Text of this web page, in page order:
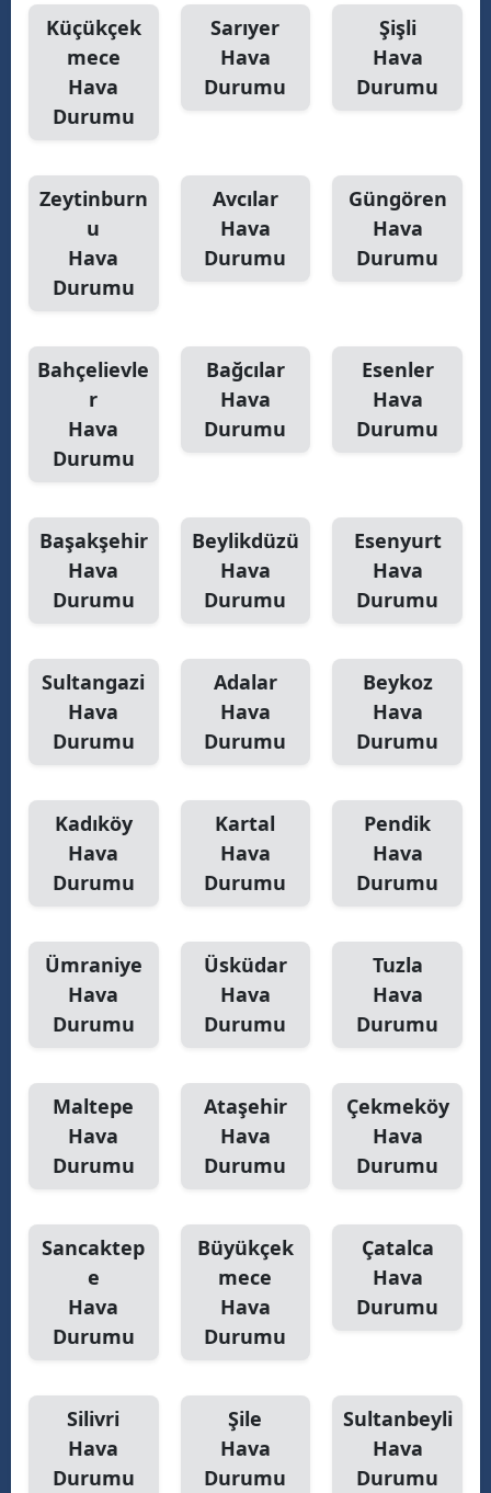
Küçükçek
mece
Hava
Durumu
Sarıyer
Hava
Durumu
Şişli
Hava
Durumu
Zeytinburn
u
Hava
Durumu
Avcılar
Hava
Durumu
Güngören
Hava
Durumu
Bahçelievle
r
Hava
Durumu
Bağcılar
Hava
Durumu
Esenler
Hava
Durumu
Başakşehir
Hava
Durumu
Beylikdüzü
Hava
Durumu
Esenyurt
Hava
Durumu
Sultangazi
Hava
Durumu
Adalar
Hava
Durumu
Beykoz
Hava
Durumu
Kadıköy
Hava
Durumu
Kartal
Hava
Durumu
Pendik
Hava
Durumu
Ümraniye
Hava
Durumu
Üsküdar
Hava
Durumu
Tuzla
Hava
Durumu
Maltepe
Hava
Durumu
Ataşehir
Hava
Durumu
Çekmeköy
Hava
Durumu
Sancaktep
e
Hava
Durumu
Büyükçek
mece
Hava
Durumu
Çatalca
Hava
Durumu
Silivri
Hava
Durumu
Şile
Hava
Durumu
Sultanbeyli
Hava
Durumu